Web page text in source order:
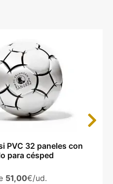
PVC 32 paneles con
para césped
51,00€/ud.
Next